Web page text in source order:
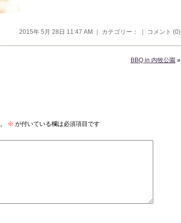
2015年 5月 28日 11:47 AM ｜ カテゴリー： ｜ コメント (0)
BBQ in 内牧公園 »
※ が付いている欄は必須項目です